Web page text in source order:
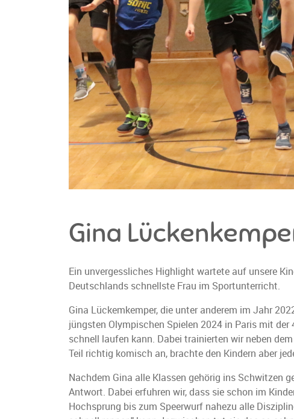
Gina
Ein unvergessliches Highlight wartete auf unsere
Deutschlands schnellste Frau im Sportunterricht.
Gina Lückemkemper, die unter anderem im Jahr
jüngsten Olympischen Spielen 2024 in Paris mit
schnell laufen kann. Dabei trainierten wir neben
Teil richtig komisch an, brachte den Kindern aber
Nachdem Gina alle Klassen gehörig ins Schwitzen
Antwort. Dabei erfuhren wir, dass sie schon im
Hochsprung bis zum Speerwurf nahezu alle